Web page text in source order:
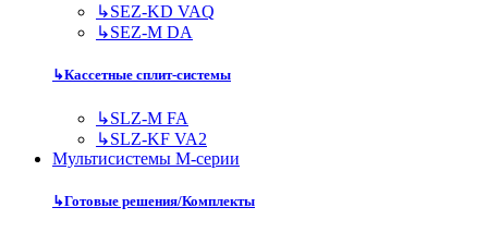
↳SEZ-KD VAQ
↳SEZ-M DA
↳Кассетные сплит-системы
↳SLZ-M FA
↳SLZ-KF VA2
Мультисистемы M-серии
↳Готовые решения/Комплекты